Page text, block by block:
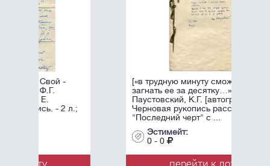
[«в трудную минуту сможете
загнать ее за десятку…»]
Паустовский, К.Г. [автограф].
Черновая рукопись рассказа
"Последний черт" с ...